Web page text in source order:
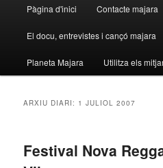
principal
Pàgina d'inici Contacte majara
El docu, entrevistes i cançó majara
Planeta Majara Utilitza els
ARXIU DIARI: 1 JULIOL 2007
Festival Nova